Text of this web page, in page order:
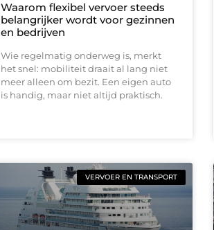
Waarom flexibel vervoer steeds
belangrijker wordt voor gezinnen
en bedrijven
Wie regelmatig onderweg is, merkt
het snel: mobiliteit draait al lang niet
meer alleen om bezit. Een eigen auto
is handig, maar niet altijd praktisch.
VERVOER EN TRANSPORT